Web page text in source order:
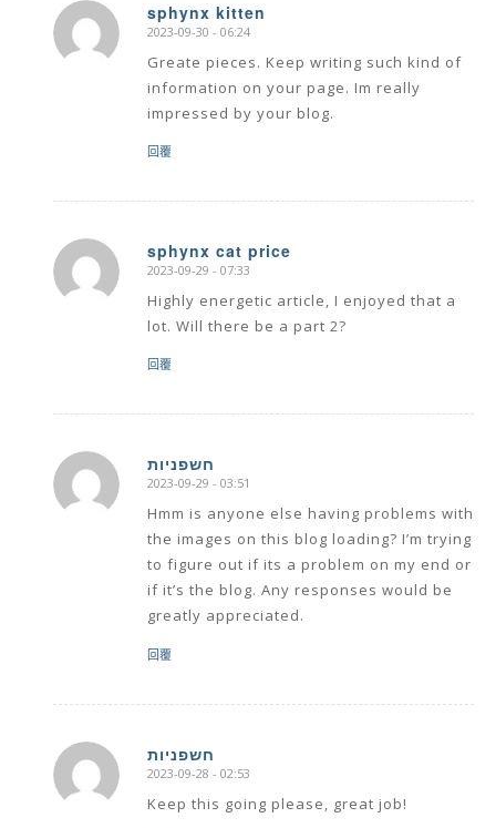
sphynx kitten
says:
2023-09-30 - 06:24
Greate pieces. Keep writing such kind of
information on your page. Im really
impressed by your blog.
回覆
sphynx cat price
says:
2023-09-29 - 07:33
Highly energetic article, I enjoyed that a
lot. Will there be a part 2?
回覆
חשפניות
says:
2023-09-29 - 03:51
Hmm is anyone else having problems with
the images on this blog loading? I’m trying
to figure out if its a problem on my end or
if it’s the blog. Any responses would be
greatly appreciated.
回覆
חשפניות
says:
2023-09-28 - 02:53
Keep this going please, great job!